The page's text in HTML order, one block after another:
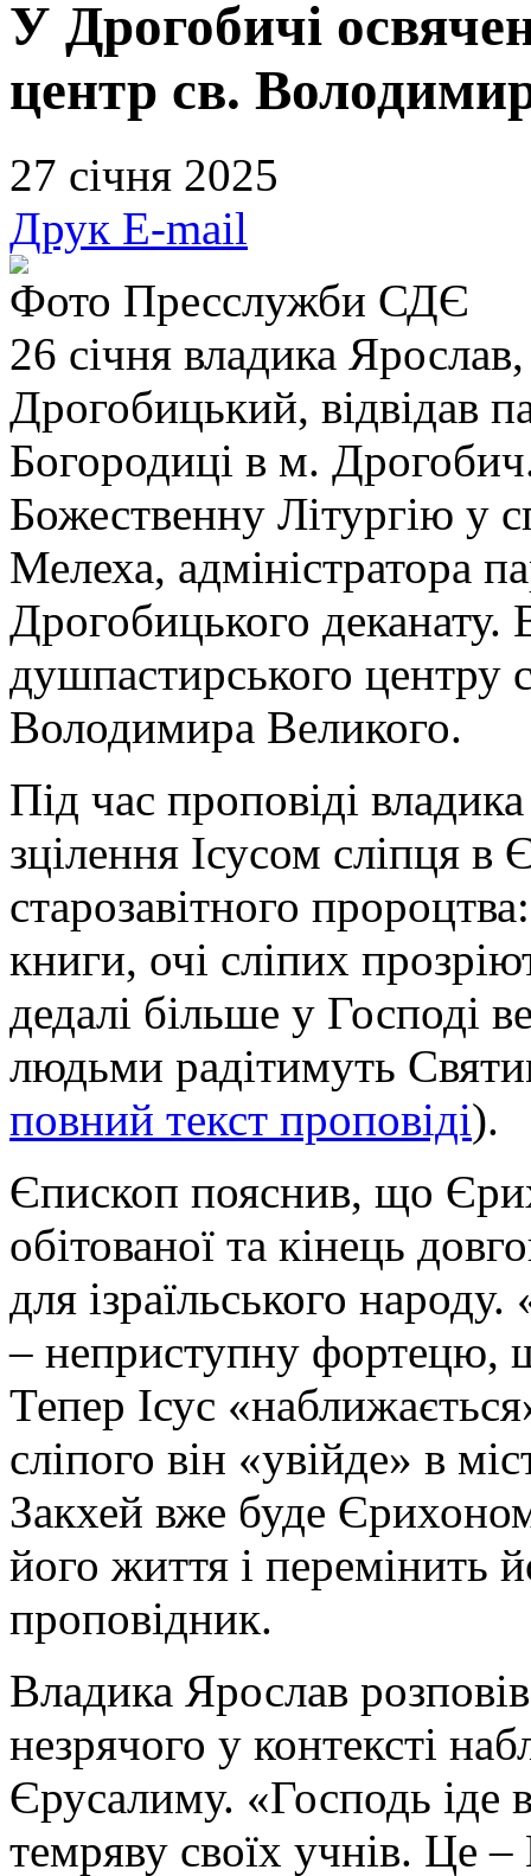
У Дрогобичі
центр св.
27 січня 2025
Друк E-mail
Фото Пресслужби СДЄ
26 січня владика
Дрогобицький, відвідав
Богородиці в м.
Божественну Літургію у
Мелеха, адміністратора
Дрогобицького деканату.
душпастирського центру
Володимира Великого.
Під час проповіді
зцілення Ісусом сліпця
старозавітного
книги, очі сліпих
дедалі більше у Господі
людьми радітимуть
повний текст проповіді).
Єпископ пояснив, що
обітованої та кінець
для ізраїльського
– неприступну фортецю,
Тепер Ісус
сліпого він «увійде» в
Закхей вже буде
його життя і
проповідник.
Владика Ярослав
незрячого у контексті
Єрусалиму. «Господь іде
темряву своїх учнів. Це